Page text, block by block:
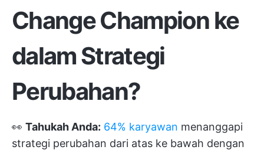
Change Champion ke
dalam Strategi
Perubahan?
👀 Tahukah Anda: 64% karyawan menanggapi
strategi perubahan dari atas ke bawah dengan